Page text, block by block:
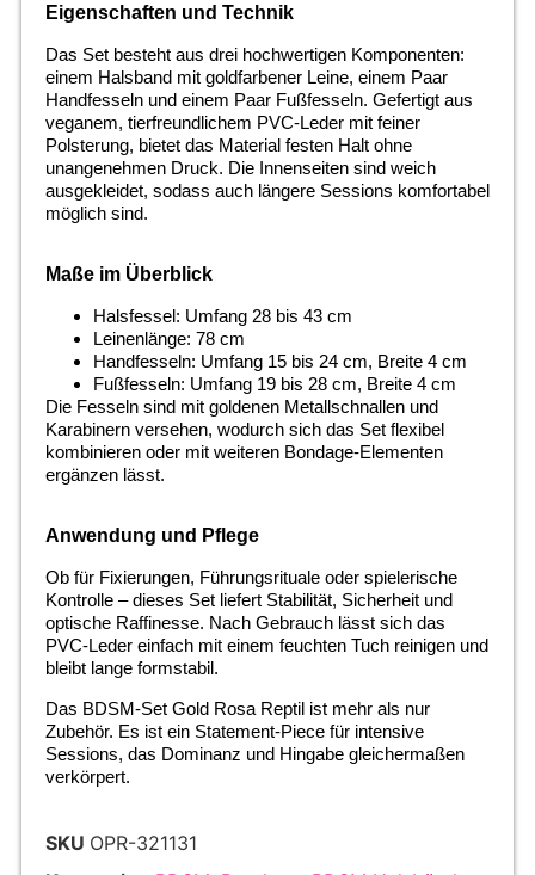
Eigenschaften und Technik
Das Set besteht aus drei hochwertigen Komponenten:
einem Halsband mit goldfarbener Leine, einem Paar
Handfesseln und einem Paar Fußfesseln. Gefertigt aus
veganem, tierfreundlichem PVC-Leder mit feiner
Polsterung, bietet das Material festen Halt ohne
unangenehmen Druck. Die Innenseiten sind weich
ausgekleidet, sodass auch längere Sessions komfortabel
möglich sind.
Maße im Überblick
Halsfessel: Umfang 28 bis 43 cm
Leinenlänge: 78 cm
Handfesseln: Umfang 15 bis 24 cm, Breite 4 cm
Fußfesseln: Umfang 19 bis 28 cm, Breite 4 cm
Die Fesseln sind mit goldenen Metallschnallen und
Karabinern versehen, wodurch sich das Set flexibel
kombinieren oder mit weiteren Bondage-Elementen
ergänzen lässt.
Anwendung und Pflege
Ob für Fixierungen, Führungsrituale oder spielerische
Kontrolle – dieses Set liefert Stabilität, Sicherheit und
optische Raffinesse. Nach Gebrauch lässt sich das
PVC-Leder einfach mit einem feuchten Tuch reinigen und
bleibt lange formstabil.
Das BDSM-Set Gold Rosa Reptil ist mehr als nur
Zubehör. Es ist ein Statement-Piece für intensive
Sessions, das Dominanz und Hingabe gleichermaßen
verkörpert.
SKU OPR-321131